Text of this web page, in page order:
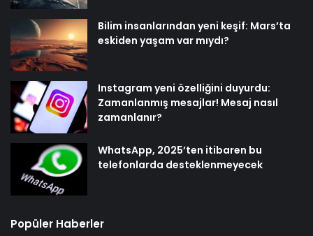
Bilim insanlarından yeni keşif: Mars’ta
eskiden yaşam var mıydı?
Instagram yeni özelliğini duyurdu:
Zamanlanmış mesajlar! Mesaj nasıl
zamanlanır?
WhatsApp, 2025’ten itibaren bu
telefonlarda desteklenmeyecek
Popüler Haberler